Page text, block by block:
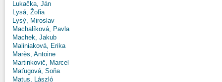
Lukačka, Ján
Lysá, Žofia
Lysý, Miroslav
Machalíková, Pavla
Machek, Jakub
Maliniaková, Erika
Marès, Antoine
Martinkovič, Marcel
Maťugová, Soňa
Matus, László